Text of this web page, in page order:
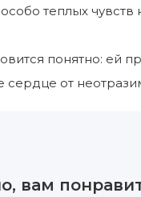
теплых
понятно: ей
сердце от
вам